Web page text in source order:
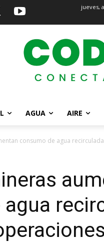
jueves,
AGUA AIRE
consumo de agua